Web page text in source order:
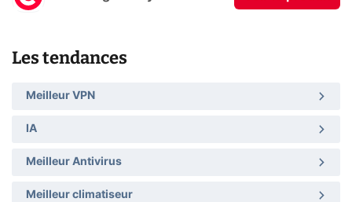
Les tendances
Meilleur VPN
IA
Meilleur Antivirus
Meilleur climatiseur